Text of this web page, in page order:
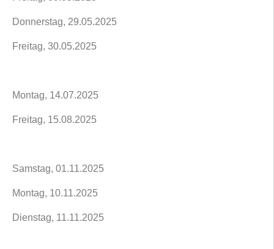
Donnerstag, 29.05.2025
Freitag, 30.05.2025
Montag, 14.07.2025
Freitag, 15.08.2025
Samstag, 01.11.2025
Montag, 10.11.2025
Dienstag, 11.11.2025